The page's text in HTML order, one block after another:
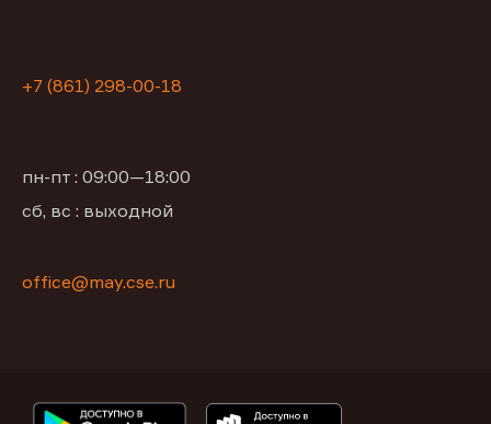
+7 (861) 298-00-18
пн-пт : 09:00—18:00
сб, вс : выходной
office@may.cse.ru